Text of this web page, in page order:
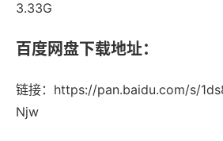
3.33G
百度网盘下载地址：
链接：https://pan.baidu.com/s/
Njw